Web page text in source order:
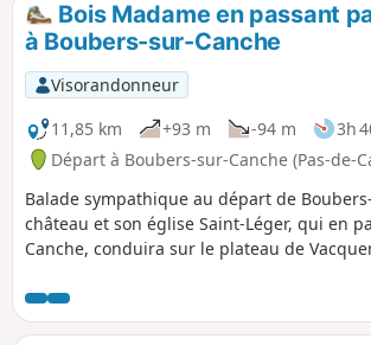
Bois Madame en passant
à Boubers-sur-Canche
Visorandonneur
11,85 km
+93 m -94 m 3h
Départ à Boubers-sur-Canche (Pas-de-
Balade sympathique au départ de
château et son église Saint-Léger, qui en
Canche, conduira sur le plateau de
du Bois des Avents jusque Boubers-sur-